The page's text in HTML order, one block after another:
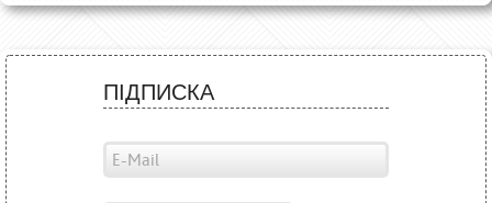
ПІДПИСКА